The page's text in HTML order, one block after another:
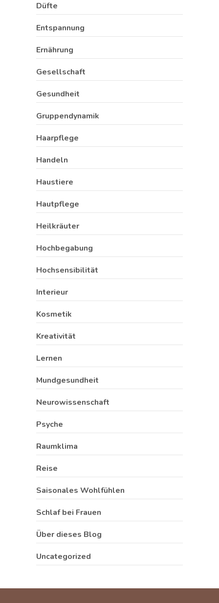
Düfte
Entspannung
Ernährung
Gesellschaft
Gesundheit
Gruppendynamik
Haarpflege
Handeln
Haustiere
Hautpflege
Heilkräuter
Hochbegabung
Hochsensibilität
Interieur
Kosmetik
Kreativität
Lernen
Mundgesundheit
Neurowissenschaft
Psyche
Raumklima
Reise
Saisonales Wohlfühlen
Schlaf bei Frauen
Über dieses Blog
Uncategorized